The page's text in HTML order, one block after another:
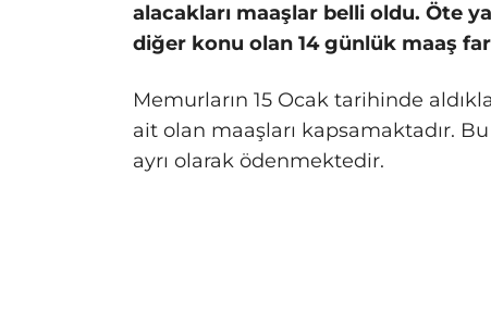
alacakları maaşlar belli oldu. Öte
diğer konu olan 14 günlük maaş
Memurların 15 Ocak tarihinde
ait olan maaşları kapsamaktadır.
ayrı olarak ödenmektedir.